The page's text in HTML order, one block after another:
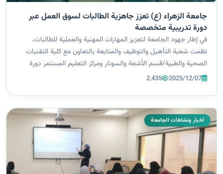
جامعة الزهراء (ع) تعزز جاهزية الطالبات لسوق العمل عبر
دورة تدريبية متخصصة
في إطار جهود الجامعة لتعزيز المهارات المهنية والعملية للطالبات،
نظمت شعبة التأهيل والتوظيف والمتابعة بالتعاون مع كلية التقنيات
الصحية والطبية/قسم الأشعة والسونار ومركز التعليم المستمر دورة
تدريبية بعنوان: ‘إتقان مقابلات العمل: التحضير، الأنواع، ولغة الجسد’،
2025/12/07
2,435
اخبار ونشاطات الجامعة